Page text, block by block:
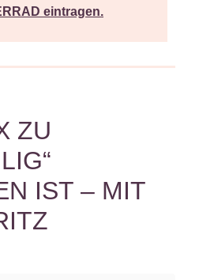
eintragen.
ZU
IST – MIT